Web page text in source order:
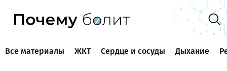
Все материалы ЖКТ Сердце и сосуды Дыхание